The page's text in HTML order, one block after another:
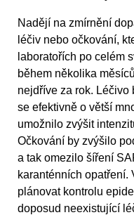
Nadějí na zmírnění
léčiv nebo očkování,
laboratořích po celém
během několika
nejdříve za rok. Léčivo
se efektivně o větší
umožnilo zvýšit
Očkování by zvýšilo
a tak omezilo šíření
karanténních opatření.
plánovat kontrolu
doposud neexistující